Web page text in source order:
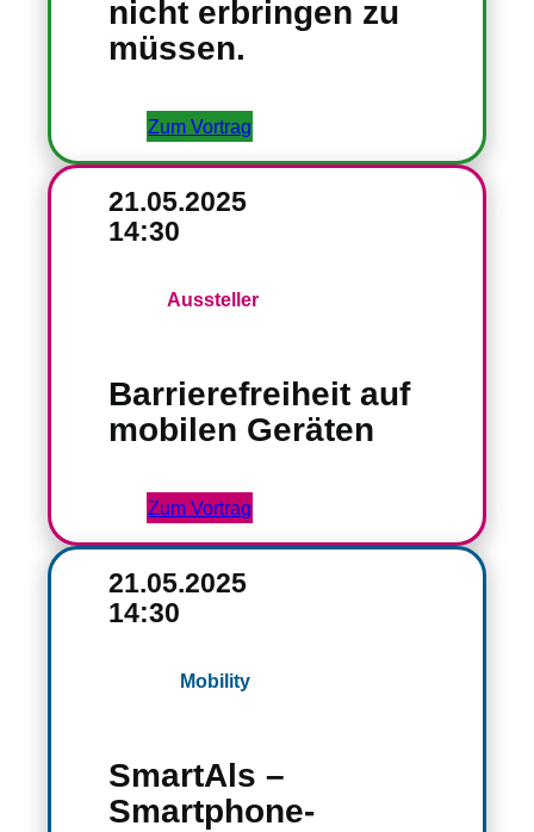
nicht erbringen zu
müssen.
Zum Vortrag
21.05.2025
14:30
Aussteller
Barrierefreiheit auf
mobilen Geräten
Zum Vortrag
21.05.2025
14:30
Mobility
SmartAls –
Smartphone-